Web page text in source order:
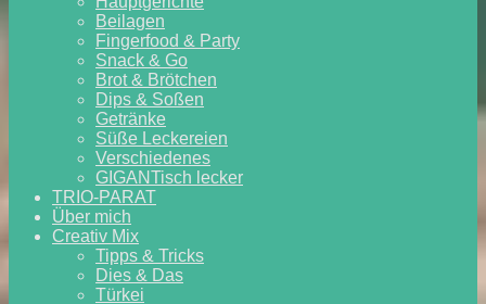
Beilagen
Fingerfood & Party
Snack & Go
Brot & Brötchen
Dips & Soßen
Getränke
Süße Leckereien
Verschiedenes
GIGANTisch lecker
TRIO-PARAT
Über mich
Creativ Mix
Tipps & Tricks
Dies & Das
Türkei